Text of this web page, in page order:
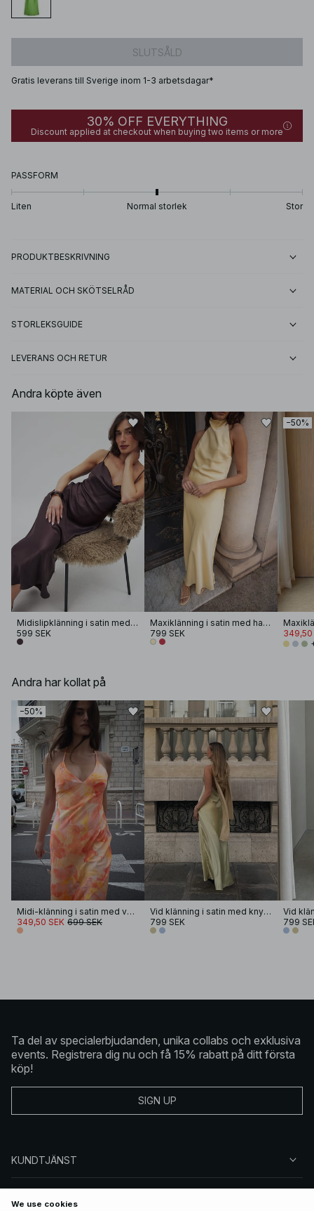
SLUTSÅLD
Gratis leverans till Sverige inom 1-3 arbetsdagar*
30% OFF EVERYTHING
Discount applied at checkout when buying two items or more
PASSFORM
Liten Normal storlek Stor
PRODUKTBESKRIVNING
MATERIAL OCH SKÖTSELRÅD
STORLEKSGUIDE
LEVERANS OCH RETUR
Andra köpte även
Midislipklänning i satin med viktdetalj
599 SEK
Maxiklänning i satin med halterneck
799 SEK
−50%
349,50
Andra har kollat på
−50%
Midi-klänning i satin med volangkant
349,50 SEK 699 SEK
Vid klänning i satin med knytning bak
799 SEK
799
Ta del av specialerbjudanden, unika collabs och exklusiva
events. Registrera dig nu och få 15% rabatt på ditt första
köp!
SIGN UP
KUNDTJÄNST